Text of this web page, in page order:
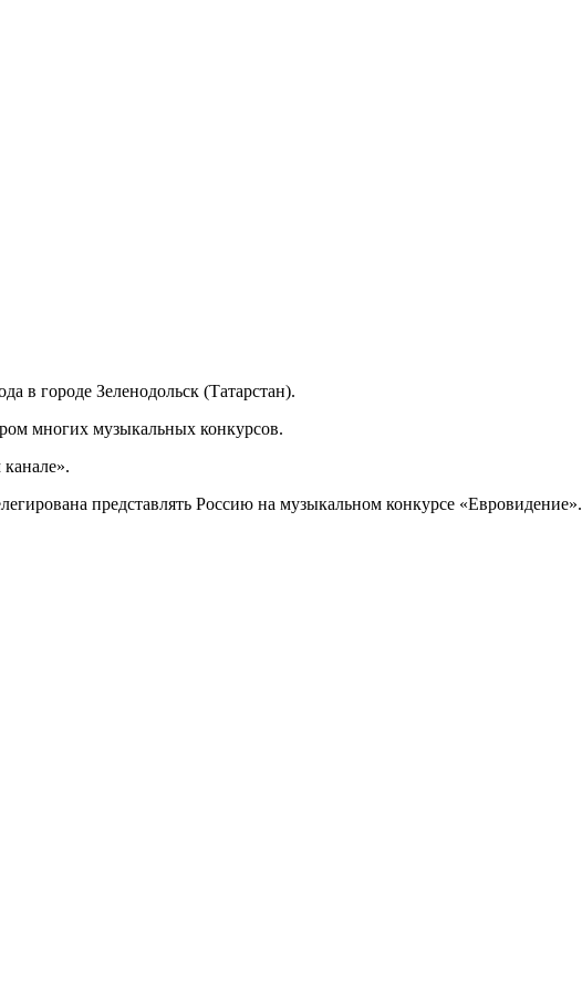
в городе Зеленодольск (Татарстан).
многих музыкальных конкурсов.
представлять Россию на музыкальном конкурсе «Евровидение».